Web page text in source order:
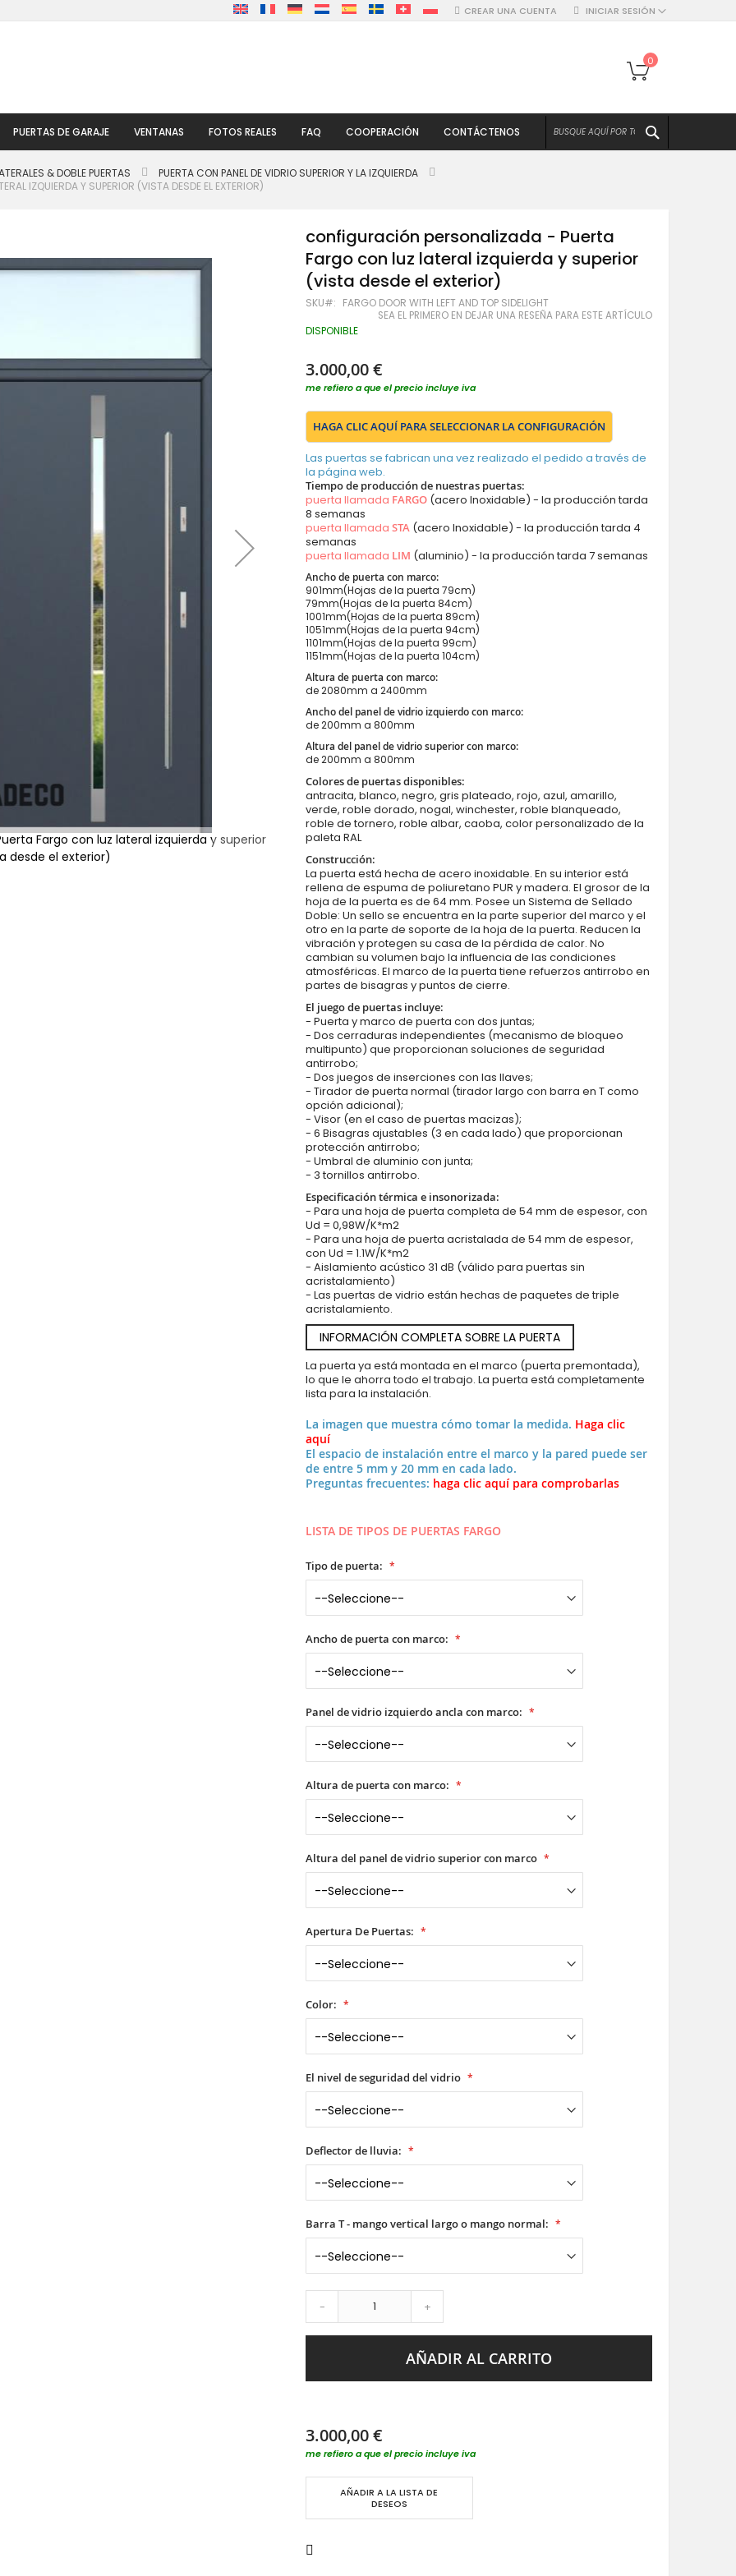
INICIAR SESIÓN
CREAR UNA CUENTA
Mi cesta
0
PUERTAS DE GARAJE VENTANAS FOTOS REALES FAQ COOPERACIÓN CONTÁCTENOS
& DOBLE PUERTAS
PUERTA CON PANEL DE VIDRIO SUPERIOR Y LA IZQUIERDA
IZQUIERDA Y SUPERIOR (VISTA DESDE EL EXTERIOR)
Fargo con luz lateral izquierda y superior
desde el exterior)
configuración personalizada - Puerta
Fargo con luz lateral izquierda y superior
(vista desde el exterior)
SKU FARGO DOOR WITH LEFT AND TOP SIDELIGHT
SEA EL PRIMERO EN DEJAR UNA RESEÑA PARA ESTE ARTÍCULO
DISPONIBLE
3.000,00 €
me refiero a que el precio incluye iva
HAGA CLIC AQUÍ PARA SELECCIONAR LA CONFIGURACIÓN
Las puertas se fabrican una vez realizado el pedido a través de
la página web.
Tiempo de producción de nuestras puertas:
puerta llamada FARGO (acero Inoxidable) - la producción tarda
8 semanas
puerta llamadaSTA (acero Inoxidable) - la producción tarda 4
semanas
puerta llamada LIM (aluminio) - la producción tarda 7 semanas
Ancho de puerta con marco:
901mm(Hojas de la puerta 79cm)
79mm(Hojas de la puerta 84cm)
1001mm(Hojas de la puerta 89cm)
1051mm(Hojas de la puerta 94cm)
1101mm(Hojas de la puerta 99cm)
1151mm(Hojas de la puerta 104cm)
Altura de puerta con marco:
de 2080mm a 2400mm
Ancho del panel de vidrio izquierdo con marco:
de 200mm a 800mm
Altura del panel de vidrio superior con marco:
de 200mm a 800mm
Colores de puertas disponibles:
antracita, blanco, negro, gris plateado, rojo, azul, amarillo,
verde, roble dorado, nogal, winchester, roble blanqueado,
roble de tornero, roble albar, caoba, color personalizado de la
paleta RAL
Construcción:
La puerta está hecha de acero inoxidable. En su interior está
rellena de espuma de poliuretano PUR y madera. El grosor de la
hoja de la puerta es de 64 mm. Posee un Sistema de Sellado
Doble: Un sello se encuentra en la parte superior del marco y el
otro en la parte de soporte de la hoja de la puerta. Reducen la
vibración y protegen su casa de la pérdida de calor. No
cambian su volumen bajo la influencia de las condiciones
atmosféricas. El marco de la puerta tiene refuerzos antirrobo en
partes de bisagras y puntos de cierre.
El juego de puertas incluye:
- Puerta y marco de puerta con dos juntas;
- Dos cerraduras independientes (mecanismo de bloqueo
multipunto) que proporcionan soluciones de seguridad
antirrobo;
- Dos juegos de inserciones con las llaves;
- Tirador de puerta normal (tirador largo con barra en T como
opción adicional);
- Visor (en el caso de puertas macizas);
- 6 Bisagras ajustables (3 en cada lado) que proporcionan
protección antirrobo;
- Umbral de aluminio con junta;
- 3 tornillos antirrobo.
Especificación térmica e insonorizada:
- Para una hoja de puerta completa de 54 mm de espesor, con
Ud = 0,98W/K*m2
- Para una hoja de puerta acristalada de 54 mm de espesor,
con Ud = 1.1W/K*m2
- Aislamiento acústico 31 dB (válido para puertas sin
acristalamiento)
- Las puertas de vidrio están hechas de paquetes de triple
acristalamiento.
INFORMACIÓN COMPLETA SOBRE LA PUERTA
La puerta ya está montada en el marco (puerta premontada),
lo que le ahorra todo el trabajo. La puerta está completamente
lista para la instalación.
La imagen que muestra cómo tomar la medida. Haga clic
aquí
El espacio de instalación entre el marco y la pared puede ser
de entre 5 mm y 20 mm en cada lado.
Preguntas frecuentes: haga clic aquí para comprobarlas
LISTA DE TIPOS DE PUERTAS FARGO
Tipo de puerta:
Ancho de puerta con marco:
Panel de vidrio izquierdo ancla con marco:
Altura de puerta con marco:
Altura del panel de vidrio superior con marco
Apertura De Puertas:
Color:
El nivel de seguridad del vidrio
Deflector de lluvia:
Barra T - mango vertical largo o mango normal:
- +
AÑADIR AL CARRITO
3.000,00 €
me refiero a que el precio incluye iva
AÑADIR A LA LISTA DE
DESEOS